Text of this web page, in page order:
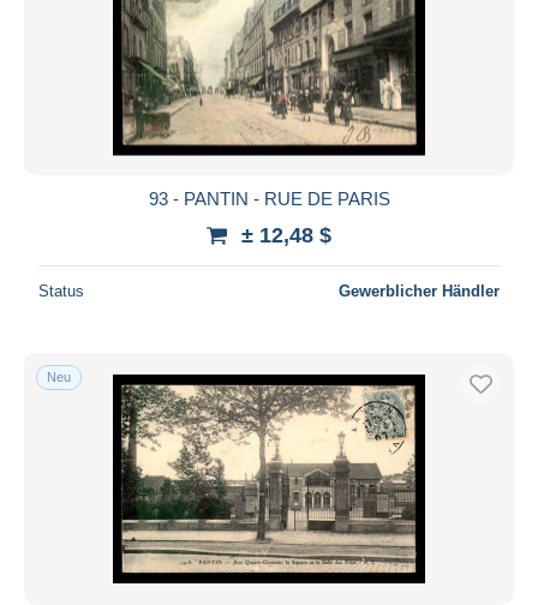
93 - PANTIN - RUE DE PARIS
± 12,48 $
Status Gewerblicher Händler
Neu